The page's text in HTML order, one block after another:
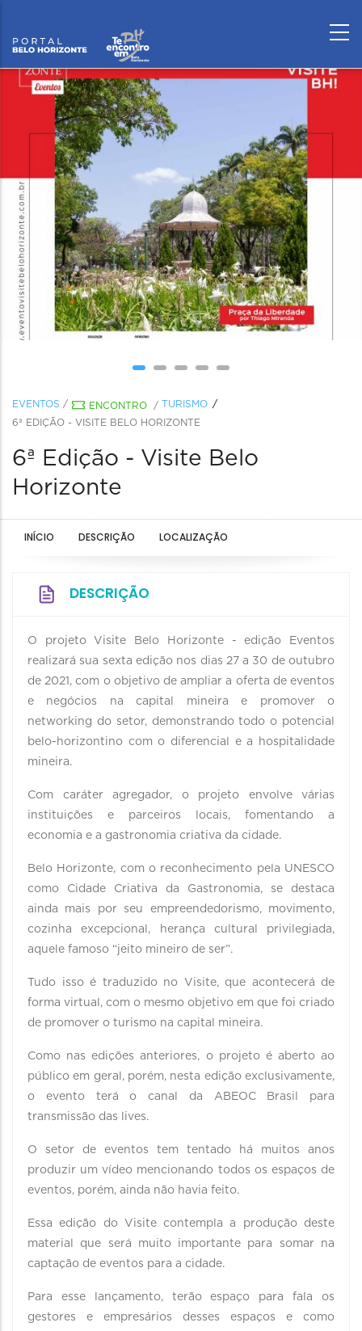
EVENTOS / ENCONTRO / TURISMO
6ª EDIÇÃO - VISITE BELO HORIZONTE
6ª Edição - Visite Belo
Horizonte
INÍCIO DESCRIÇÃO LOCALIZAÇÃO
DESCRIÇÃO
O projeto Visite Belo Horizonte - edição Eventos
realizará sua sexta edição nos dias 27 a 30 de outubro
de 2021, com o objetivo de ampliar a oferta de eventos
e negócios na capital mineira e promover o
networking do setor, demonstrando todo o potencial
belo-horizontino com o diferencial e a hospitalidade
mineira.
Com caráter agregador, o projeto envolve várias
instituições e parceiros locais, fomentando a
economia e a gastronomia criativa da cidade.
Belo Horizonte, com o reconhecimento pela UNESCO
como Cidade Criativa da Gastronomia, se destaca
ainda mais por seu empreendedorismo, movimento,
cozinha excepcional, herança cultural privilegiada,
aquele famoso “jeito mineiro de ser”.
Tudo isso é traduzido no Visite, que acontecerá de
forma virtual, com o mesmo objetivo em que foi criado
de promover o turismo na capital mineira.
Como nas edições anteriores, o projeto é aberto ao
público em geral, porém, nesta edição exclusivamente,
o evento terá o canal da ABEOC Brasil para
transmissão das lives.
O setor de eventos tem tentado há muitos anos
produzir um vídeo mencionando todos os espaços de
eventos, porém, ainda não havia feito.
Essa edição do Visite contempla a produção deste
material que será muito importante para somar na
captação de eventos para a cidade.
Para esse lançamento, terão espaço para fala os
gestores e empresários desses espaços e como